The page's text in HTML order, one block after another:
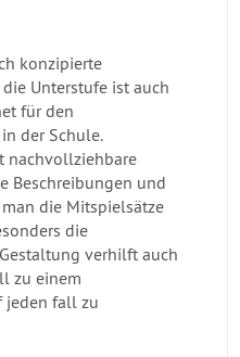
konzipierte
Unterstufe ist auch
für den
der Schule.
nachvollziehbare
Beschreibungen und
die Mitspielsätze
die
verhilft auch
zu einem
jeden fall zu